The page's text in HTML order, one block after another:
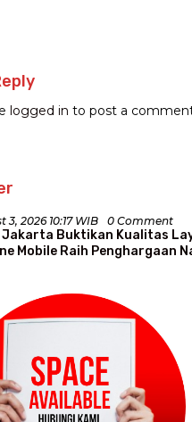
logged in to post a
3, 2026 10:17 WIB 0 Comment
Jakarta Buktikan Kualitas
Mobile Raih Penghargaan